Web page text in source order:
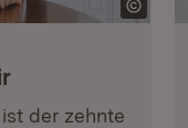
der zehnte